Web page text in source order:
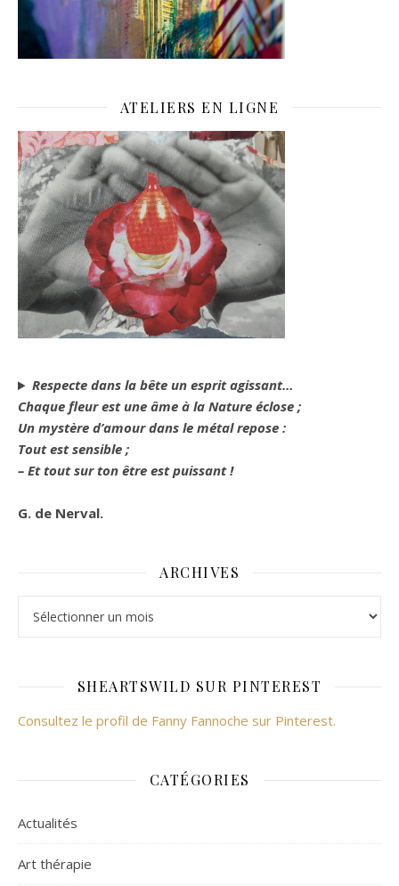
ATELIERS EN LIGNE
Respecte dans la bête un esprit agissant…
Chaque fleur est une âme à la Nature éclose ;
Un mystère d’amour dans le métal repose :
Tout est sensible ;
– Et tout sur ton être est puissant !
G. de Nerval.
ARCHIVES
SHEARTSWILD SUR PINTEREST
Consultez le profil de Fanny Fannoche sur Pinterest.
CATÉGORIES
Actualités
Art thérapie